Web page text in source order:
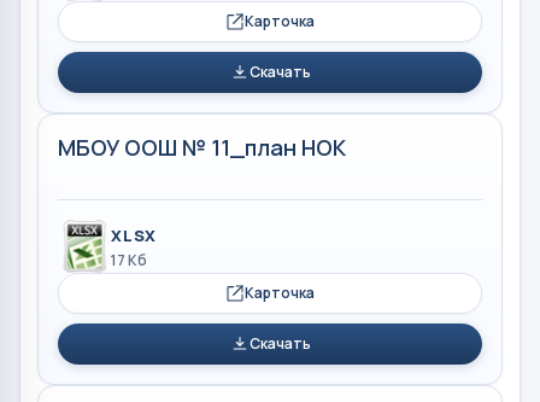
Карточка
Скачать
МБОУ ООШ № 11_план НОК
XLSX
17 Кб
Карточка
Скачать